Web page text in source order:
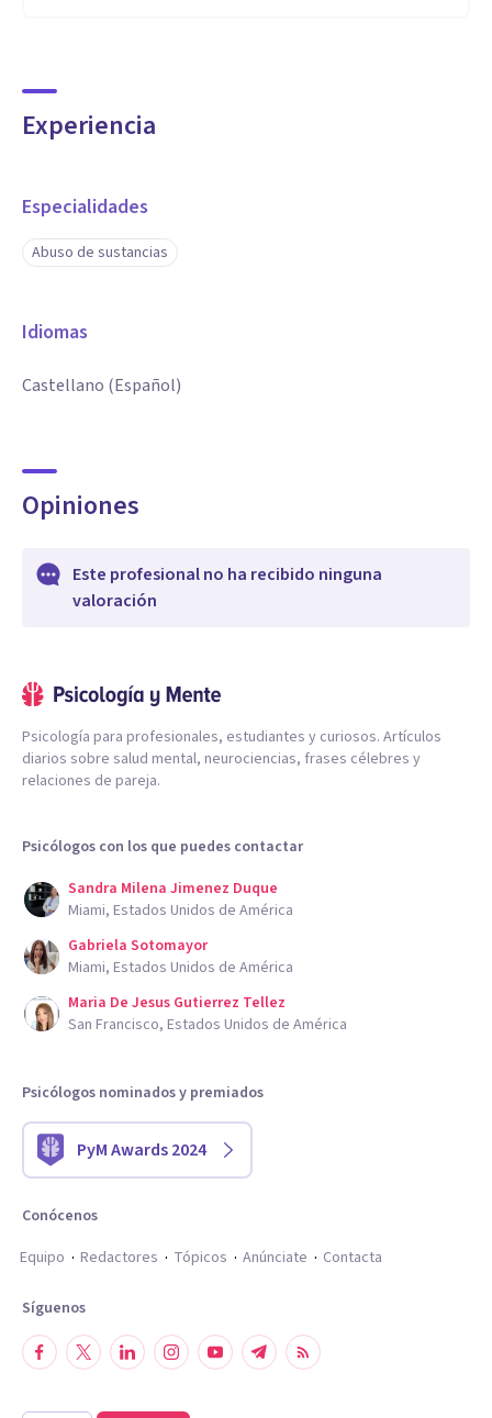
Experiencia
Especialidades
Abuso de sustancias
Idiomas
Castellano (Español)
Opiniones
Este profesional no ha recibido ninguna
valoración
Psicología para profesionales, estudiantes y curiosos. Artículos
diarios sobre salud mental, neurociencias, frases célebres y
relaciones de pareja.
Psicólogos con los que puedes contactar
Sandra Milena Jimenez Duque
Miami, Estados Unidos de América
Gabriela Sotomayor
Miami, Estados Unidos de América
Maria De Jesus Gutierrez Tellez
San Francisco, Estados Unidos de América
Psicólogos nominados y premiados
PyM Awards 2024
Conócenos
Equipo
Redactores Tópicos Anúnciate Contacta
Síguenos